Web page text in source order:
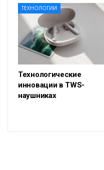
ТЕХНОЛОГИИ
Технологические
инновации в TWS-
наушниках